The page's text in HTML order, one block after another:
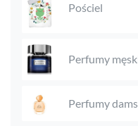
Pościel
Perfumy
Perfumy